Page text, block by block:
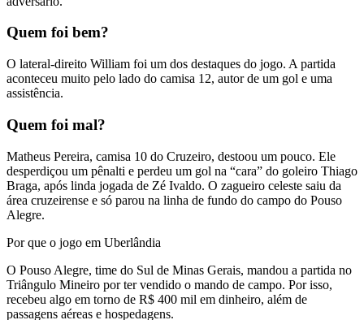
Quem foi bem?
O lateral-direito William foi um dos destaques do jogo. A partida
aconteceu muito pelo lado do camisa 12, autor de um gol e uma
assistência.
Quem foi mal?
Matheus Pereira, camisa 10 do Cruzeiro, destoou um pouco. Ele
desperdiçou um pênalti e perdeu um gol na “cara” do goleiro Thiago
Braga, após linda jogada de Zé Ivaldo. O zagueiro celeste saiu da
área cruzeirense e só parou na linha de fundo do campo do Pouso
Alegre.
Por que o jogo em Uberlândia
O Pouso Alegre, time do Sul de Minas Gerais, mandou a partida no
Triângulo Mineiro por ter vendido o mando de campo. Por isso,
recebeu algo em torno de R$ 400 mil em dinheiro, além de
passagens aéreas e hospedagens.